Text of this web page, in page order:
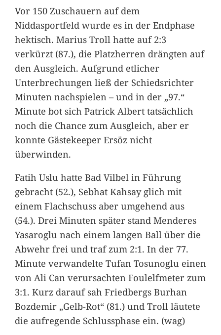
Vor 150 Zuschauern auf dem
Niddasportfeld wurde es in der Endphase
hektisch. Marius Troll hatte auf 2:3
verkürzt (87.), die Platzherren drängten auf
den Ausgleich. Aufgrund etlicher
Unterbrechungen ließ der Schiedsrichter
Minuten nachspielen – und in der „97.“
Minute bot sich Patrick Albert tatsächlich
noch die Chance zum Ausgleich, aber er
konnte Gästekeeper Ersöz nicht
überwinden.
Fatih Uslu hatte Bad Vilbel in Führung
gebracht (52.), Sebhat Kahsay glich mit
einem Flachschuss aber umgehend aus
(54.). Drei Minuten später stand Menderes
Yasaroglu nach einem langen Ball über die
Abwehr frei und traf zum 2:1. In der 77.
Minute verwandelte Tufan Tosunoglu einen
von Ali Can verursachten Foulelfmeter zum
3:1. Kurz darauf sah Friedbergs Burhan
Bozdemir „Gelb-Rot“ (81.) und Troll läutete
die aufregende Schlussphase ein. (wag)